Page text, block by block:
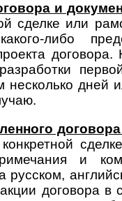
и
сделке или
либо
несколько дней
и
договора в